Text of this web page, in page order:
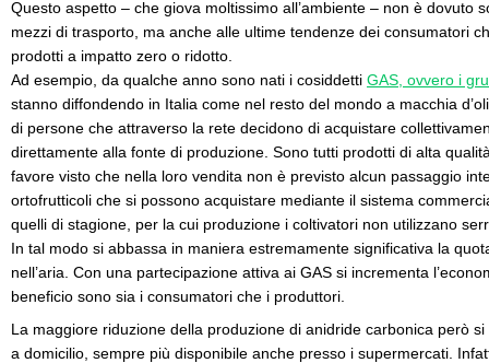
Questo aspetto – che giova moltissimo all’ambiente – non è dovuto
mezzi di trasporto, ma anche alle ultime tendenze dei consumatori
prodotti a impatto zero o ridotto.
Ad esempio, da qualche anno sono nati i cosiddetti GAS, ovvero i
stanno diffondendo in Italia come nel resto del mondo a macchia
di persone che attraverso la rete decidono di acquistare
direttamente alla fonte di produzione. Sono tutti prodotti di alta
favore visto che nella loro vendita non è previsto alcun passaggio
ortofrutticoli che si possono acquistare mediante il sistema
quelli di stagione, per la cui produzione i coltivatori non utilizzano
In tal modo si abbassa in maniera estremamente significativa la
nell’aria. Con una partecipazione attiva ai GAS si incrementa
beneficio sono sia i consumatori che i produttori.
La maggiore riduzione della produzione di anidride carbonica però
a domicilio, sempre più disponibile anche presso i supermercati.